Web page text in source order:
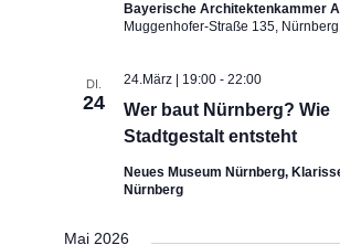
Bayerische Architektenkammer
Muggenhofer-Straße 135,
DI.
24
Wer baut Nürnberg? Wie
Stadtgestalt entsteht
24.März | 19:00 -22:00
Neues Museum Nürnberg,
Nürnberg
Mai 2026